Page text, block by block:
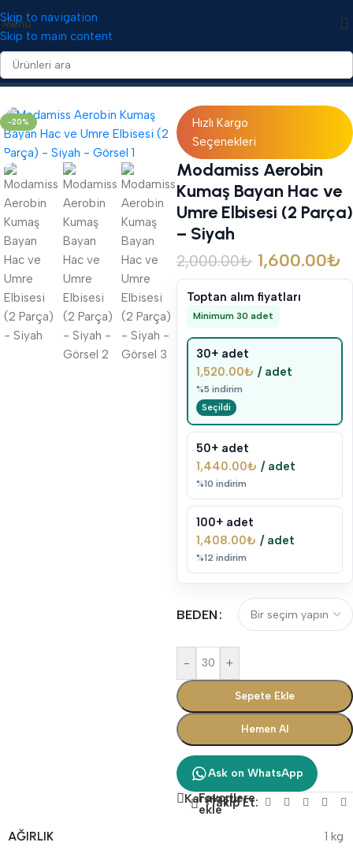
Skip to navigation
Skip to main content
Menü
Ana Sayfa/Tekstil/Hac ve Umre Elbiseleri
-20%
Hızlı Kargo
Seçenekleri
Modamiss Aerobin
Kumaş Bayan Hac ve
Umre Elbisesi (2 Parça)
– Siyah
2,000.00₺ 1,600.00₺
Toptan alım fiyatları
Minimum 30 adet
30+ adet
1,520.00₺ / adet
%5 indirim
50+ adet
1,440.00₺ / adet
%10 indirim
100+ adet
1,408.00₺ / adet
%12 indirim
BEDEN
- +
Sepete Ekle
Hemen Al
Ask on WhatsApp
Karşılaştır
Favorilere
ekleTakip Et:
AĞIRLIK 1 kg